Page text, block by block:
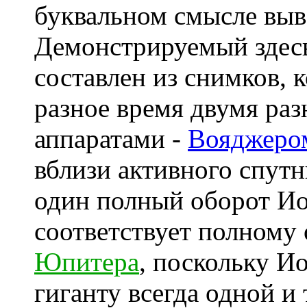
буквальном смысле
Демонстрируемый
составлен из снимков,
разное время двумя
аппаратами -
вблизи активного
один полный оборот
соответствует
Юпитера, поскольку
гиганту всегда одной